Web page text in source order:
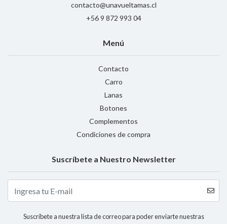
contacto@unavueltamas.cl
+56 9 872 993 04
Menú
Contacto
Carro
Lanas
Botones
Complementos
Condiciones de compra
Suscríbete a Nuestro Newsletter
Suscríbete a nuestra lista de correo para poder enviarte nuestras